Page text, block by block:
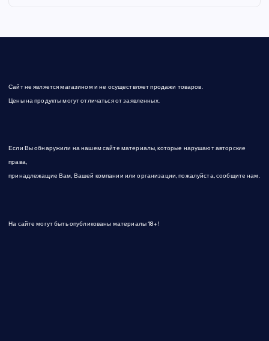
п
с
й
Сайт не является магазином и не осуществляет продажи товаров.
Цены на продукты могут отличаться от заявленных.
Если Вы обнаружили на нашем сайте материалы, которые нарушают авторские
права,
принадлежащие Вам, Вашей компании или организации, пожалуйста, сообщите нам.
На сайте могут быть опубликованы материалы 18+!